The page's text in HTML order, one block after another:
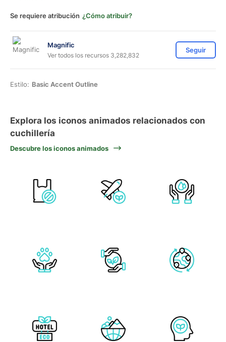
Se requiere atribución ¿Cómo atribuir?
Magnific
Ver todos los recursos 3,282,832
Seguir
Estilo: Basic Accent Outline
Explora los iconos animados relacionados con
cuchillería
Descubre los iconos animados